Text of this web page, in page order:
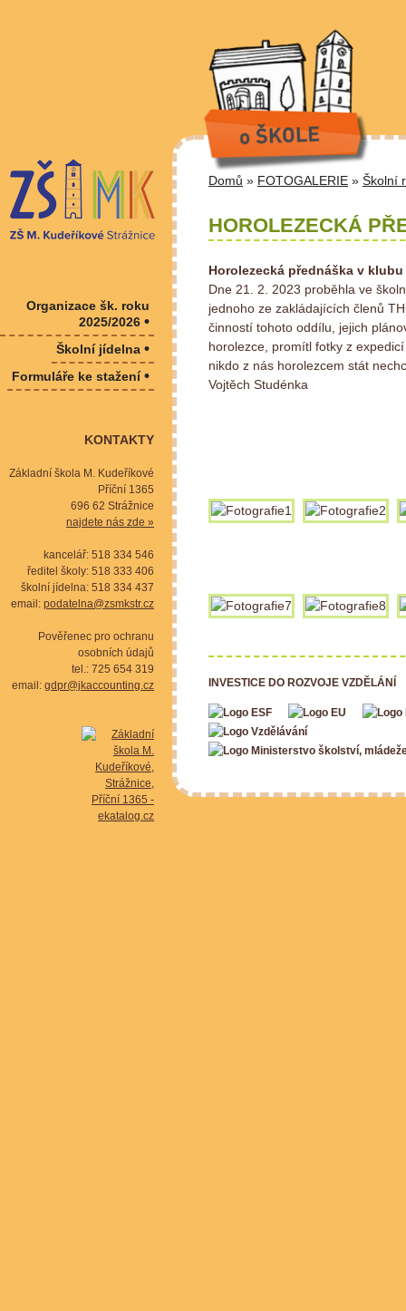
Domů » FOTOGALERIE » Školní
HOROLEZECKÁ
Horolezecká přednáška v klubu
Dne 21. 2. 2023 proběhla ve
jednoho ze zakládajících členů
činností tohoto oddílu, jejich
horolezce, promítl fotky z
nikdo z nás horolezcem stát
Vojtěch Studénka
INVESTICE DO ROZVOJE VZDĚLÁNÍ
Organizace šk. roku
2025/2026 •
Školní jídelna •
Formuláře ke stažení•
KONTAKTY
Základní škola M. Kudeříkové
Příční 1365
696 62 Strážnice
najdete nás zde »
kancelář: 518 334 546
ředitel školy: 518 333 406
školní jídelna: 518 334 437
email: podatelna@zsmkstr.cz
Pověřenec pro ochranu
osobních údajů
tel.: 725 654 319
email: gdpr@jkaccounting.cz